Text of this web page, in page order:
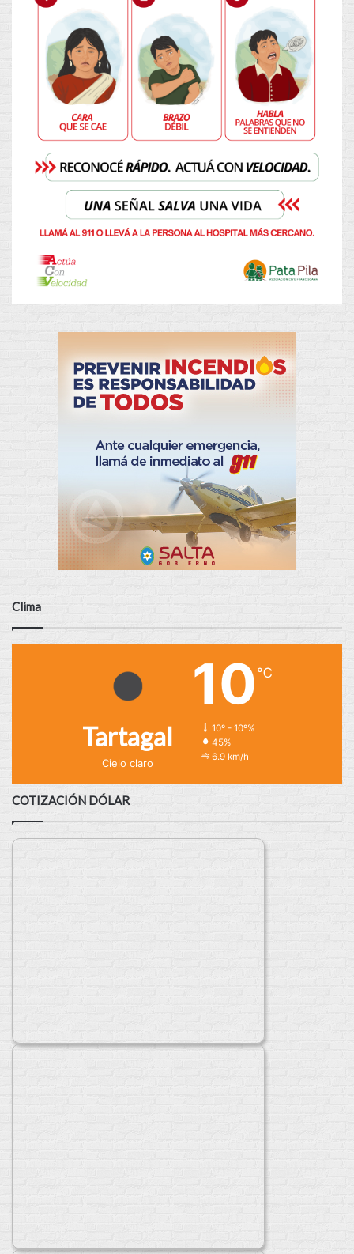
Clima
Tartagal
Cielo claro
10 ℃
10º - 10º%
45%
6.9 km/h
COTIZACIÓN DÓLAR